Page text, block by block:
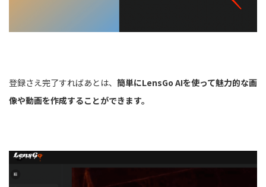
登録さえ完了すればあとは、 簡単にLensGo AIを使って魅力的な画
像や動画を作成することができます。